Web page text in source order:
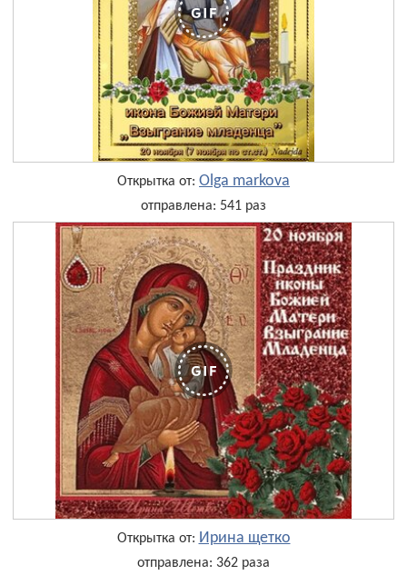
Открытка от: Olga markova
отправлена: 541 раз
Открытка от: Ирина щетко
отправлена: 362 раза